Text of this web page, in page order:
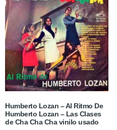
Humberto Lozan – Al Ritmo De
Humberto Lozan – Las Clases
de Cha Cha Cha vinilo usado